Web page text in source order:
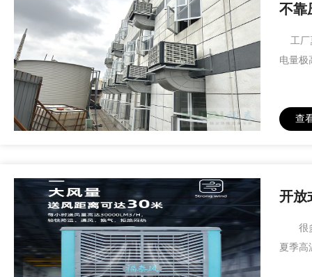
不靠
工厂
电量极
查
开放
很多
夏季